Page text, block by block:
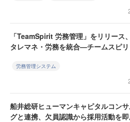
「TeamSpirit 労務管理」をリリース
タレマネ・労務を統合—チームスピリ
労務管理システム
船井総研ヒューマンキャピタルコン
グと連携、欠員認識から採用活動を